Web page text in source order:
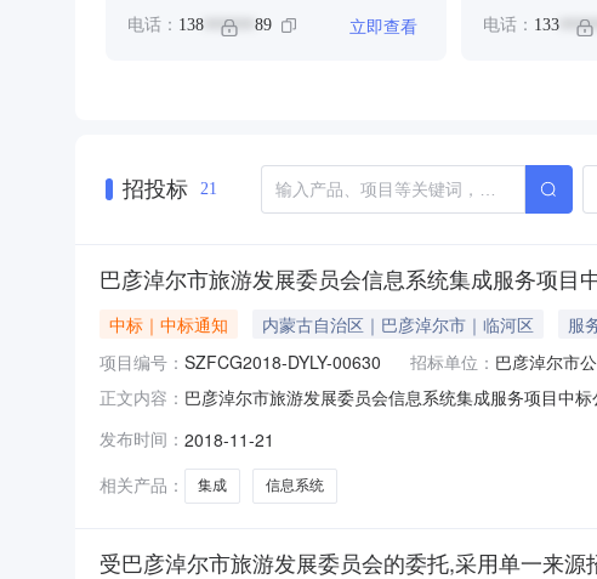
电话： 138 ****** 89 立即查看 电话： 133
招投标 21
巴彦淖尔市旅游发展委员会信息系统集成服务项目
中标｜中标通知 内蒙古自治区｜巴彦淖尔市｜临河区
服
项目编号： SZFCG2018-DYLY-00630 招标单位： 巴彦淖尔市
正文内容： 巴彦淖尔市旅游发展委员会信息系统集成服务项目中
彦淖尔市公共资源交易中心政府采购部于2018年11月
子）[
发布时间： 2018-11-21
相关产品：
集成 信息系统
受巴彦淖尔市旅游发展委员会的委托,采用单一来